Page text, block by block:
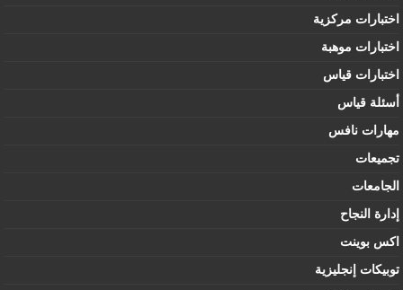
اختبارات مركزية
اختبارات موهبة
اختبارات قياس
أسئلة قياس
مهارات نافس
تجميعات
الجامعات
إدارة النجاح
اكس بوينت
توبيكات إنجليزية